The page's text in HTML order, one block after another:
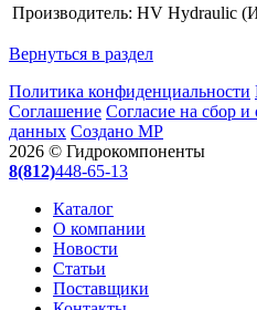
Производитель: HV Hydraulic
Вернуться в раздел
Политика конфиденциальности
Соглашение Согласие на сбор
данных Создано МР
2026 © Гидрокомпоненты
8(812)448-65-13
Каталог
О компании
Новости
Статьи
Поставщики